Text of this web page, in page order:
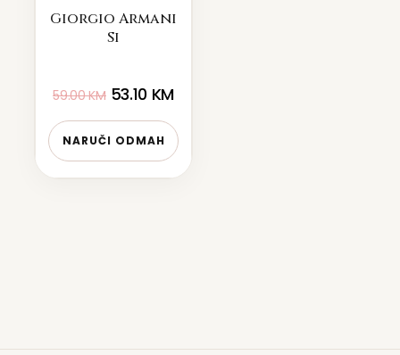
Giorgio Armani
Si
59.00KM 53.10 KM
NARUČI ODMAH